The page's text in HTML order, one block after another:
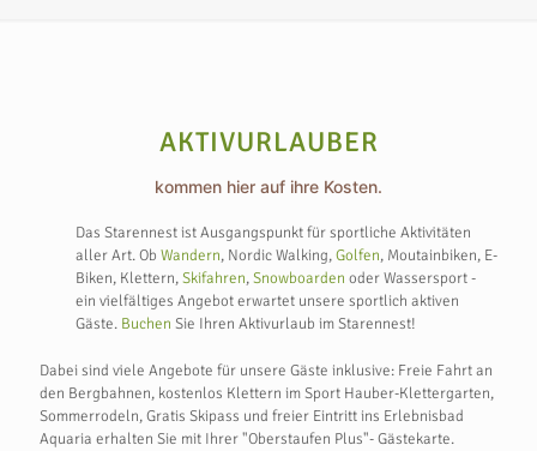
AKTIVURLAUBER
kommen hier auf ihre Kosten.
Das Starennest ist Ausgangspunkt für sportliche Aktivitäten
aller Art. Ob Wandern, Nordic Walking,Golfen, Moutainbiken, E-
Biken, Klettern,Skifahren,Snowboarden oder Wassersport -
ein vielfältiges Angebot erwartet unsere sportlich aktiven
Gäste. Buchen Sie Ihren Aktivurlaub im Starennest!
Dabei sind viele Angebote für unsere Gäste inklusive: Freie Fahrt an
den Bergbahnen, kostenlos Klettern im Sport Hauber-Klettergarten,
Sommerrodeln, Gratis Skipass und freier Eintritt ins Erlebnisbad
Aquaria erhalten Sie mit Ihrer "Oberstaufen Plus"- Gästekarte.